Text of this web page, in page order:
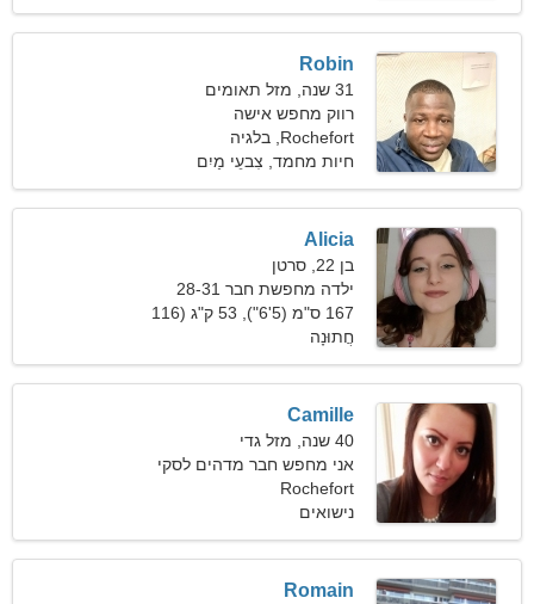
Robin
31 שנה, מזל תאומים
רווק מחפש אישה
Rochefort, בלגיה
חיות מחמד, צִבעֵי מַיִם
Alicia
בן 22, סרטן
ילדה מחפשת חבר 28-31
167 ס"מ (5'6"), 53 ק"ג (116
פאונד)
חֲתוּנָה
Camille
40 שנה, מזל גדי
אני מחפש חבר מדהים לסקי
Rochefort
נישואים
Romain